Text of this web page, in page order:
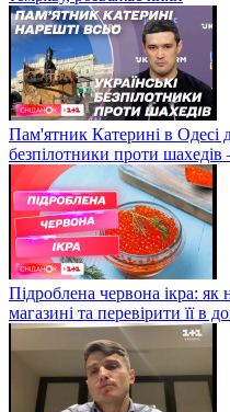
Пам'ятник Катерині в Одесі
безпілотники проти
Підроблена червона ікра: як
магазині та перевірити її в